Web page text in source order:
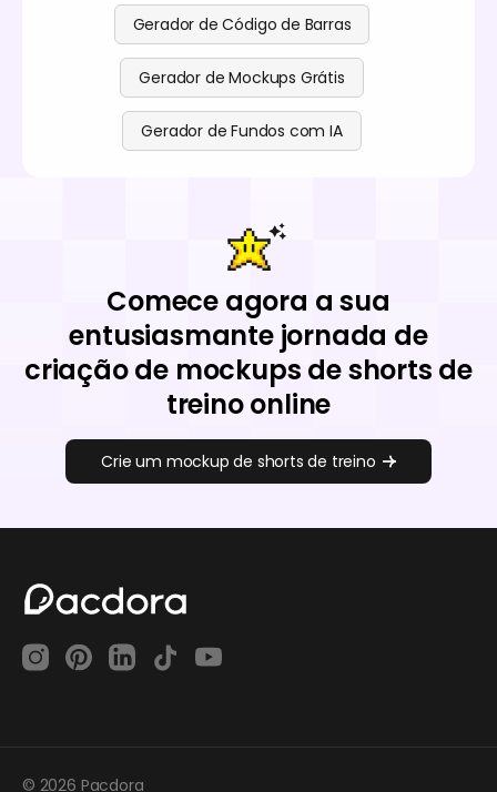
Gerador de Código de Barras
Gerador de Mockups Grátis
Gerador de Fundos com IA
Comece agora a sua
entusiasmante jornada de
criação de mockups de shorts de
treino online
Crie um mockup de shorts de treino
© 2026 Pacdora